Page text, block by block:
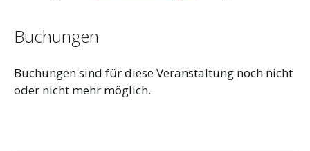
Buchungen
Buchungen sind für diese Veranstaltung noch nicht
oder nicht mehr möglich.